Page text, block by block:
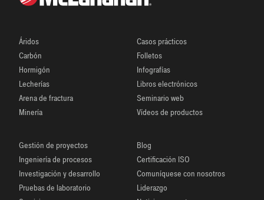
Áridos
Carbón
Hormigón
Lecherías
Arena de fractura
Minería
Casos prácticos
Folletos
Infografías
Libros electrónicos
Seminario web
Vídeos de productos
Gestión de proyectos
Ingeniería de procesos
Investigación y desarrollo
Pruebas de laboratorio
Blog
Certificación ISO
Comuníquese con nosotros
Liderazgo